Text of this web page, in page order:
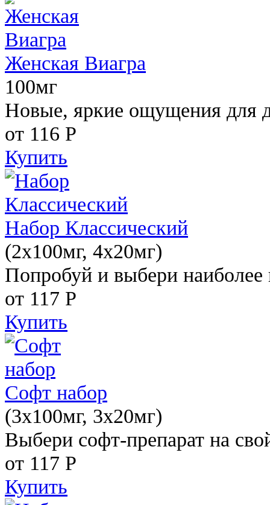
Женская Виагра
100мг
Новые, яркие ощущения для
от 116 Р
Купить
Набор Классический
(2x100мг, 4x20мг)
Попробуй и выбери наиболее
от 117 Р
Купить
Софт набор
(3x100мг, 3x20мг)
Выбери софт-препарат на
от 117 Р
Купить